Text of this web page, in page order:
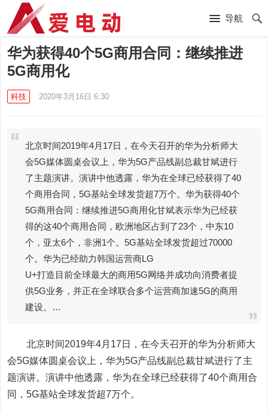
导航
华为获得40个5G商用合同：继续推进
5G商用化
科技 2020年3月16日 6:30
北京时间2019年4月17日，在今天召开的华为分析师大
会5G媒体圆桌会议上，华为5G产品线副总裁甘斌进行
了主题演讲。演讲中他透露，华为在全球已经获得了40
个商用合同，5G基站全球发货超7万个。华为获得40个
5G商用合同：继续推进5G商用化甘斌表示华为已经获
得的这40个商用合同，欧洲地区占到了23个，中东10
个，亚太6个，非洲1个。5G基站全球发货超过70000
个。华为已经助力韩国运营商LG
U+打造目前全球最大的商用5G网络并成功向消费者提
供5G业务，并正在全球联合多个运营商加速5G的商用
建设。…
北京时间2019年4月17日，在今天召开的华为分析师大
会5G媒体圆桌会议上，华为5G产品线副总裁甘斌进行了主
题演讲。演讲中他透露，华为在全球已经获得了40个商用合
同，5G基站全球发货超7万个。